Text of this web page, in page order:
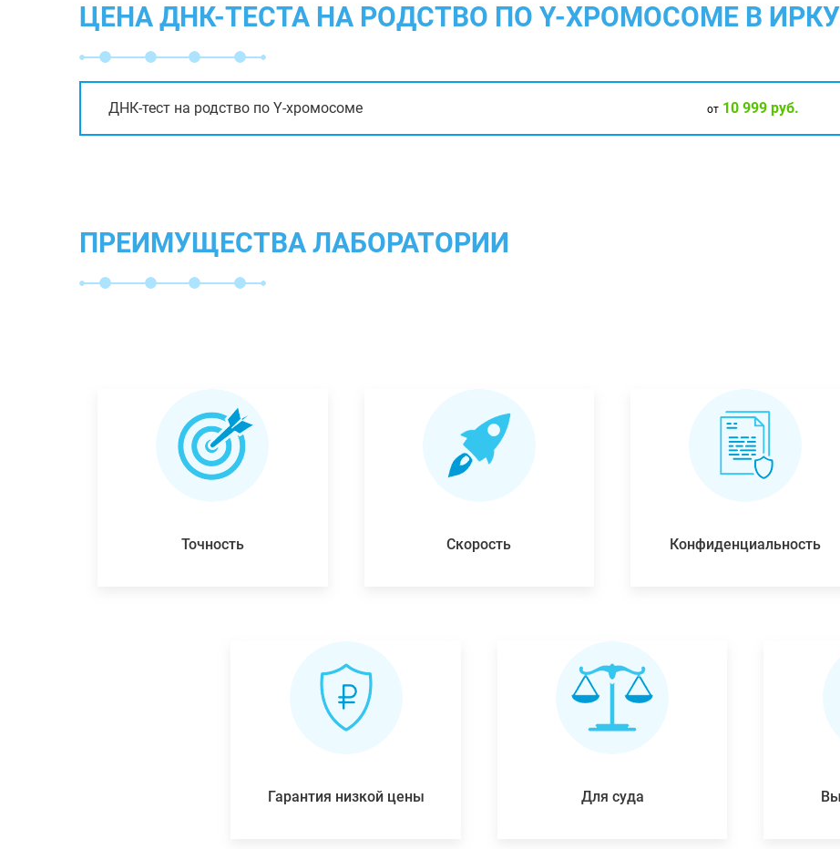
ЦЕНА ДНК-ТЕСТА НА РОДСТВО ПО Y-ХРОМОСОМЕ В
ДНК-тест на родство по Y-хромосоме от10 999 руб.
ПРЕИМУЩЕСТВА ЛАБОРАТОРИИ
Точность Скорость Конфиденциальность
Гарантия низкой цены Для суда